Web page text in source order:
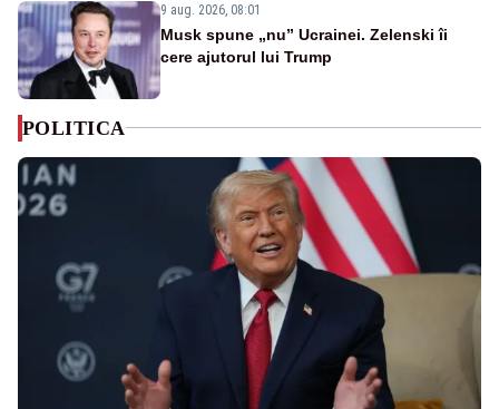
9 aug. 2026, 08:01
Musk spune „nu” Ucrainei. Zelenski îi
cere ajutorul lui Trump
POLITICA